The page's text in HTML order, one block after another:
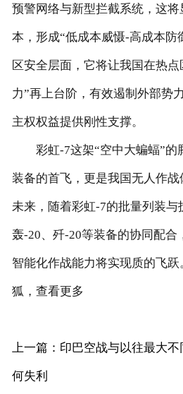
预警网络与新型拦截系统，这
本，形成“低成本威慑-高成本防
区安全层面，它将让我国在热
力”再上台阶，有效遏制外部势
主权权益提供刚性支撑。
彩虹-7这架“空中大蝙蝠”的
装备的首飞，更是我国无人作战
未来，随着彩虹-7的批量列装与
轰-20、歼-20等装备的协同配合
智能化作战能力将实现质的飞
狐，查看更多
上一篇：印巴空战与以往最大
何失利